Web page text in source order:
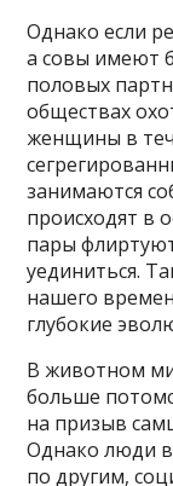
Однако если
а совы имеют
половых
обществах
женщины в
занимаются
происходят в
пары
уединиться.
нашего
глубокие
В животном
больше
на призыв
Однако люди
по другим,